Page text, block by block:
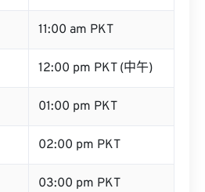
11:00 am PKT
12:00 pm PKT (中午)
01:00 pm PKT
02:00 pm PKT
03:00 pm PKT